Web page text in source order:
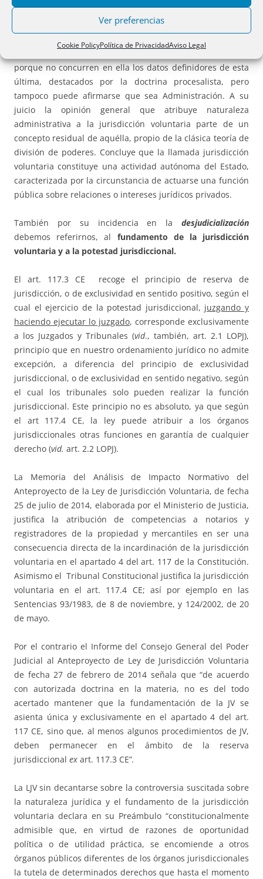
Ver preferencias
Cookie PolicyPolítica de PrivacidadAviso Legal
3ª.-La jurisdicción voluntaria es untertium genus entre
Jurisdicción y Administración, teoría sustentada, entre otros,
jurisdicción voluntaria no es verdadera Jurisdicción,
porque no con­curren en ella los datos definidores de esta
última, destacados por la doc­trina procesalista, pero
tampoco puede afirmarse que sea Administración. A su
juicio la opinión general que atribuye naturaleza
administrativa a la jurisdicción voluntaria parte de un
concepto residual de aquélla, propio de la clásica teoría de
división de poderes. Concluye que la llamada jurisdicción
voluntaria constituye una actividad autónoma del Estado,
caracteriza­da por la circunstancia de actuarse una función
pública sobre relaciones o intereses jurídicos privados.
También por su incidencia en la desjudicialización
debemos referirnos, al fundamento de la jurisdicción
voluntaria y a la potestad jurisdiccional.
El art. 117.3 CE recoge el principio de reserva de
jurisdicción, o de exclusividad en sentido positivo, según el
cual el ejercicio de la potestad jurisdiccional, juzgando y
haciendo ejecutar lo juzgado, corresponde exclusivamente
a los Juzgados y Tribunales (vid., también, art. 2.1 LOPJ),
principio que en nuestro ordenamiento jurídico no admite
excepción, a diferencia del principio de exclusividad
jurisdiccional, o de exclusividad en sentido negativo, según
el cual los tribunales solo pueden realizar la función
jurisdiccional. Este principio no es absoluto, ya que según
el art 117.4 CE, la ley puede atribuir a los órganos
jurisdiccionales otras funciones en garantía de cualquier
derecho (vid. art. 2.2 LOPJ).
La Memoria del Análisis de Impacto Normativo del
Anteproyecto de la Ley de Jurisdicción Voluntaria, de fecha
25 de julio de 2014, elaborada por el Ministerio de Justicia,
justifica la atribución de competencias a notarios y
registradores de la propiedad y mercantiles en ser una
consecuencia directa de la incardinación de la jurisdicción
voluntaria en el apartado 4 del art. 117 de la Constitución.
Asimismo el Tribunal Constitucional justifica la jurisdicción
voluntaria en el art. 117.4 CE; así por ejemplo en las
Sentencias 93/1983, de 8 de noviembre, y 124/2002, de 20
de mayo.
Por el contrario el Informe del Consejo General del Poder
Judicial al Anteproyecto de Ley de Jurisdicción Voluntaria
de fecha 27 de febrero de 2014 señala que “de acuerdo
con autorizada doctrina en la materia, no es del todo
acertado mantener que la fundamentación de la JV se
asienta única y exclusivamente en el apartado 4 del art.
117 CE, sino que, al menos algunos procedimientos de JV,
deben permanecer en el ámbito de la reserva
jurisdiccional ex art. 117.3 CE”.
La LJV sin decantarse sobre la controversia suscitada sobre
la naturaleza jurídica y el fundamento de la jurisdicción
voluntaria declara en su Preámbulo “constitucionalmente
admisible que, en virtud de razones de oportunidad
política o de utilidad práctica, se encomiende a otros
órganos públicos diferentes de los órganos jurisdiccionales
la tutela de determinados derechos que hasta el momento